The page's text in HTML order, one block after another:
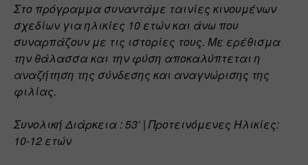
Στο πρόγραμμα συναντάμε ταινίες κινουμένων
σχεδίων για ηλικίες 10 ετών και άνω που
συναρπάζουν με τις ιστορίες τους. Με ερέθισμα
την θάλασσα και την φύση αποκαλύπτεται η
αναζήτηση της σύνδεσης και αναγνώρισης της
φιλίας.
Συνολική Διάρκεια : 53’ | Προτεινόμενες Ηλικίες:
10-12 ετών